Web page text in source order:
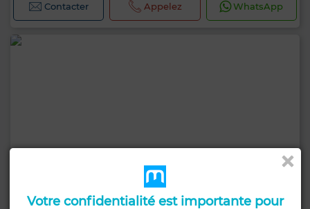
Contacter Appelez WhatsApp
Votre confidentialité est importante pour